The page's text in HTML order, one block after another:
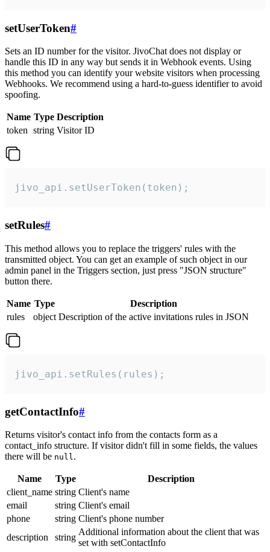
setUserToken#
Sets an ID number for the visitor. JivoChat does not display or
handle this ID in any way but sends it in Webhook events. Using
this method you can identify your website visitors when processing
Webhooks. We recommend using a hard-to-guess identifier to avoid
spoofing.
Name Type Description
token string Visitor ID
jivo_api.setUserToken(token);
setRules#
This method allows you to replace the triggers' rules with the
transmitted object. You can get an example of such object in our
admin panel in the Triggers section, just press "JSON structure"
button there.
Name Type
Description
rules
object Description of the active invitations rules in JSON
jivo_api.setRules(rules);
getContactInfo#
Returns visitor's contact info from the contacts form as a
contact_info structure. If visitor didn't fill in some fields, the values
there will be null.
Name Type
Description
client_name string Client's name
email
string Client's email
phone
string Client's phone number
description
string
Additional information about the client that was
set with setContactInfo